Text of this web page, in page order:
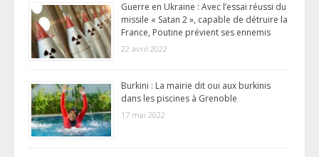
Guerre en Ukraine : Avec l’essai réussi du
missile « Satan 2 », capable de détruire la
France, Poutine prévient ses ennemis
22 avril 2022
Burkini : La mairie dit oui aux burkinis
dans les piscines à Grenoble
17 mai 2022